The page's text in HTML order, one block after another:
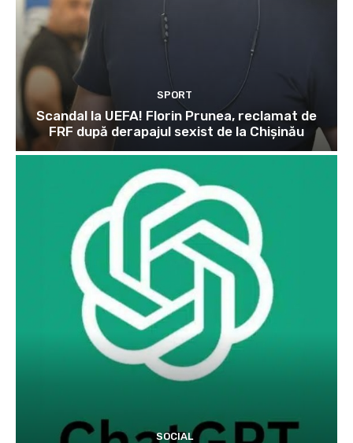
SPORT
Scandal la UEFA! Florin Prunea, reclamat de
FRF după derapajul sexist de la Chișinău
SOCIAL